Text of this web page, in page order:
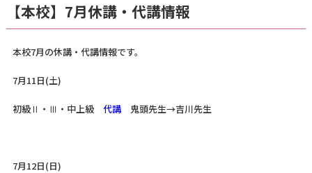
【本校】7月休講・代講情報
本校7月の休講・代講情報です。
7月11日(土)
初級Ⅱ・Ⅲ・中上級 代講鬼頭先生→吉川先生
7月12日(日)